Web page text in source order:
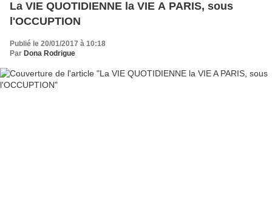
La VIE QUOTIDIENNE la VIE A PARIS, sous
l'OCCUPTION
Publié le 20/01/2017 à 10:18
Par Dona Rodrigue